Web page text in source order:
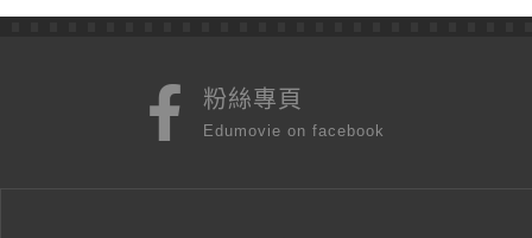
粉絲專頁
Edumovie on facebook